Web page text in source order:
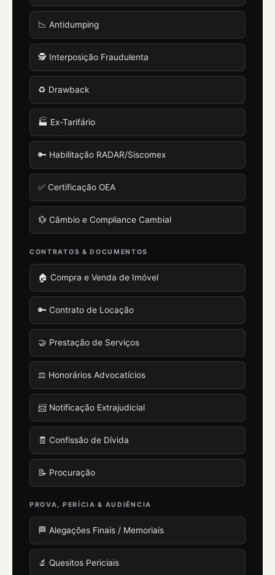
📉 Antidumping
🕵️ Interposição Fraudulenta
♻️ Drawback
🏭 Ex-Tarifário
🔑 Habilitação RADAR/Siscomex
✅ Certificação OEA
💱 Câmbio e Compliance Cambial
CONTRATOS & DOCUMENTOS
🏠 Compra e Venda de Imóvel
🔑 Contrato de Locação
🤝 Prestação de Serviços
⚖️ Honorários Advocatícios
📨 Notificação Extrajudicial
🧾 Confissão de Dívida
📝 Procuração
PROVA, PERÍCIA & AUDIÊNCIA
🏁 Alegações Finais / Memoriais
🔬 Quesitos Periciais